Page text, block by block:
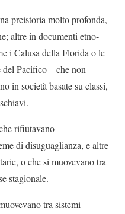
preistoria molto profonda,
altre in documenti etno-
i Calusa della Florida o le
Pacifico – che non
in società basate su classi,
rifiutavano
di disuguaglianza, e altre
o che si muovevano tra
stagionale.
tra sistemi